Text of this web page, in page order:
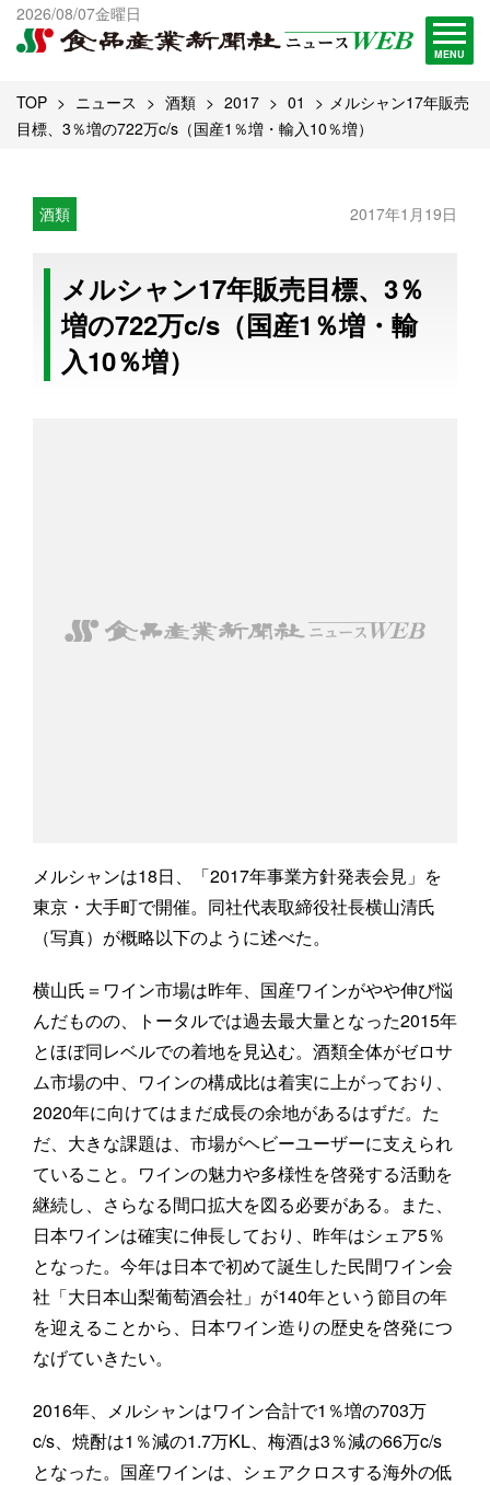
2026/08/07金曜日
MENU
出版物一覧へ
試読・購読申し込み
TOP ニュース 酒類 2017 01
メルシャン17年販売
目標、3％増の722万c/s（国産1％増・輸入10％増）
酒類 2017年1月19日
メルシャン17年販売目標、3％
増の722万c/s（国産1％増・輸
入10％増）
メルシャンは18日、「2017年事業方針発表会見」を
東京・大手町で開催。同社代表取締役社長横山清氏
（写真）が概略以下のように述べた。
横山氏＝ワイン市場は昨年、国産ワインがやや伸び悩
んだものの、トータルでは過去最大量となった2015年
とほぼ同レベルでの着地を見込む。酒類全体がゼロサ
ム市場の中、ワインの構成比は着実に上がっており、
2020年に向けてはまだ成長の余地があるはずだ。た
だ、大きな課題は、市場がヘビーユーザーに支えられ
ていること。ワインの魅力や多様性を啓発する活動を
継続し、さらなる間口拡大を図る必要がある。また、
日本ワインは確実に伸長しており、昨年はシェア5％
となった。今年は日本で初めて誕生した民間ワイン会
社「大日本山梨葡萄酒会社」が140年という節目の年
を迎えることから、日本ワイン造りの歴史を啓発につ
なげていきたい。
2016年、メルシャンはワイン合計で1％増の703万
c/s、焼酎は1％減の1.7万KL、梅酒は3％減の66万c/s
となった。国産ワインは、シェアクロスする海外の低